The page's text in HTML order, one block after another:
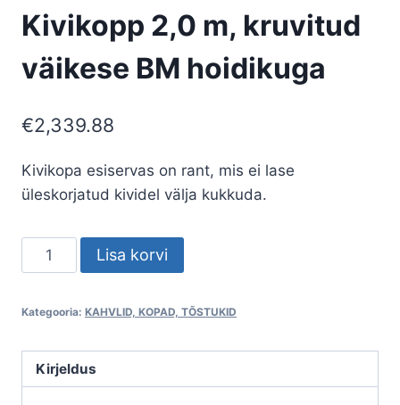
Kivikopp 2,0 m, kruvitud
väikese BM hoidikuga
€2,339.88
Kivikopa esiservas on rant, mis ei lase
üleskorjatud kividel välja kukkuda.
Kivikopp
2,0
kruvitud
BM
hoidikuga
Lisa korvi
Kategooria: KAHVLID, KOPAD, TÕSTUKID
Kirjeldus